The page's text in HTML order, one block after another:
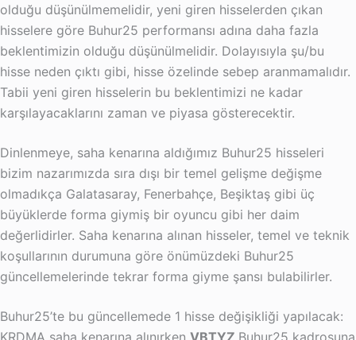
olduğu düşünülmemelidir, yeni giren hisselerden çıkan
hisselere göre Buhur25 performansı adına daha fazla
beklentimizin olduğu düşünülmelidir. Dolayısıyla şu/bu
hisse neden çıktı gibi, hisse özelinde sebep aranmamalıdır.
Tabii yeni giren hisselerin bu beklentimizi ne kadar
karşılayacaklarını zaman ve piyasa gösterecektir.
Dinlenmeye, saha kenarına aldığımız Buhur25 hisseleri
bizim nazarımızda sıra dışı bir temel gelişme değişme
olmadıkça Galatasaray, Fenerbahçe, Beşiktaş gibi üç
büyüklerde forma giymiş bir oyuncu gibi her daim
değerlidirler. Saha kenarına alınan hisseler, temel ve teknik
koşullarının durumuna göre önümüzdeki Buhur25
güncellemelerinde tekrar forma giyme şansı bulabilirler.
Buhur25’te bu güncellemede 1 hisse değişikliği yapılacak: